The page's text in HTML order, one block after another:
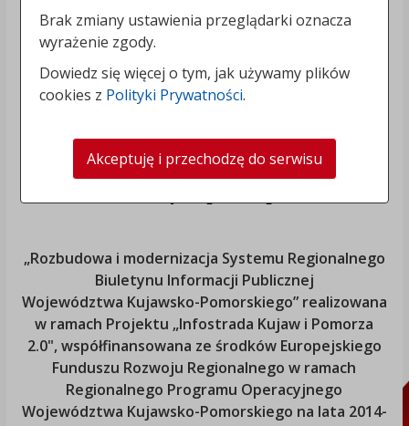
„Rozbudowa i modernizacja Systemu Regionalnego
Biuletynu Informacji Publicznej
Województwa Kujawsko-Pomorskiego” realizowana
w ramach Projektu „Infostrada Kujaw i Pomorza
2.0", współfinansowana ze środków Europejskiego
Funduszu Rozwoju Regionalnego w ramach
Regionalnego Programu Operacyjnego
Województwa Kujawsko-Pomorskiego na lata 2014-
Brak zmiany ustawienia przeglądarki oznacza
wyrażenie zgody.
Dowiedz się więcej o tym, jak używamy plików
cookies z Polityki Prywatności.
Akceptuję i przechodzę do serwisu